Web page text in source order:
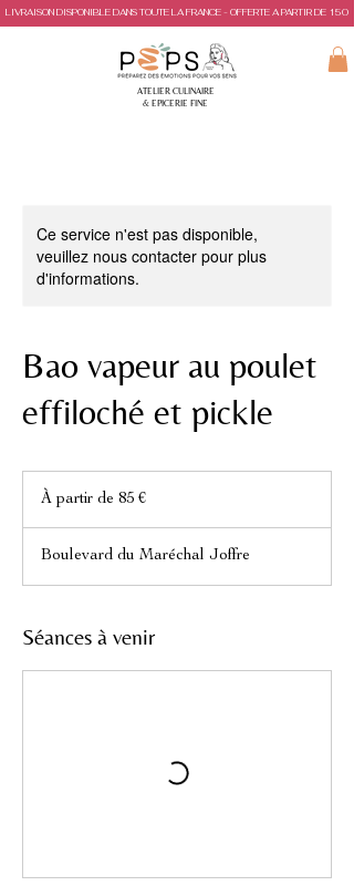
LIVRAISON DISPONIBLE DANS TOUTE LA FRANCE - OFFERTE A PARTIR DE 150€
ATELIER CULINAIRE
& EPICERIE FINE
Ce service n'est pas disponible,
veuillez nous contacter pour plus
d'informations.
Bao vapeur au poulet
effiloché et pickle
partir
euros
À partir de 85 €
Boulevard du Maréchal Joffre
Séances à venir